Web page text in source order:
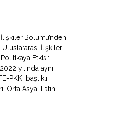
Bölümü’nden
İlişkiler
Etkisi:
yılında aynı
PKK" başlıklı
Orta Asya, Latin